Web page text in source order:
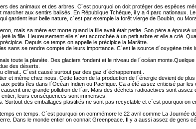
des animaux et des arbres. C´est pourquoi on doit protéger des espèces
aux sentirs balisés. En République Tchèque, il y a 4 parc
gardent leur belle nature, c´est par exemple la forêt vierge de Boubín, ou
mais sa mère est morte quand la fille avait était petite. Son père a épousé
la fille. Heureusement elle s´est accrochée à un petit arbre et elle a crié.
Depuis ce temps on appelle le précipice la Marâtre.
sans se rendre compte de leurs importance. C´est le source d´oxygène
toute la planète. Des glaciers fondent et le niveau de l´océan
des déserts.
C´est causé surtout par des gaz d´échappement..
et même chez nous. Cette facon de la production de l´énergie devient de
petits îles dans l´Océan Indien ou Pacifique. Ca a été assez criticisé par les
une grande pollution de l´air. Mais des déchets radioactives sont
leurs conséquences sont immenses.
des emballages plastifiés ne sont pas recyclable et c´est pourquoi
en temps. C´est pourquoi on commémore le 22 avril comme La Journée
Dans le monde entier on connait Greenpeace. Il y a aussi assez de gens